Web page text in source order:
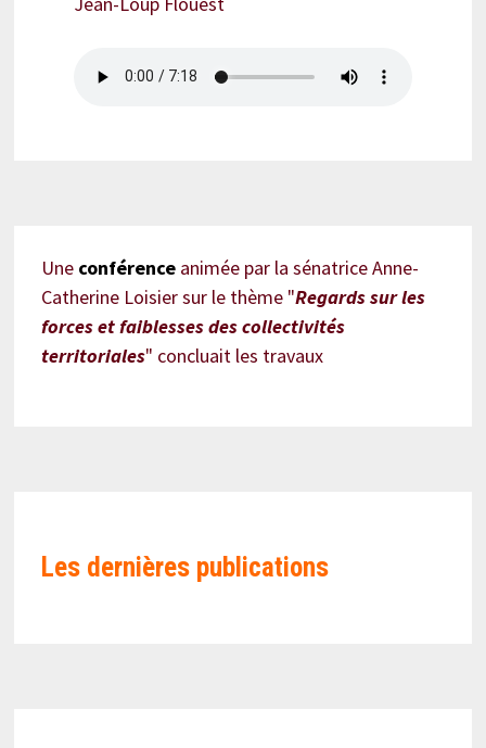
Une conférence animée par la sénatrice Anne-
Catherine Loisier sur le thème "Regards sur les
forces et faiblesses des collectivités
territoriales" concluait les travaux
Les dernières publications